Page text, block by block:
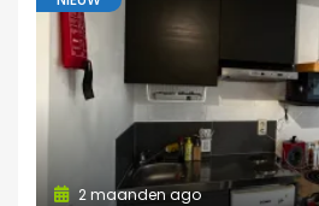
2 maanden ago